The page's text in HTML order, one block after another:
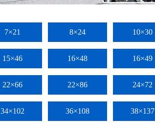
7×21 8×24 10×30
15×46 16×48 16×49
22×66 22×86 24×72
34×102 36×108 38×137